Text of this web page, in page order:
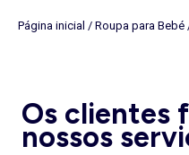
de clássicos, ovestido floral
que diz respeito a tendências, o
unicórnios e animais em geral
Minnie, permanecem numa
Pormenores, como folhos,
Página inicial / Roupa para Bebé
Os clientes
nossos